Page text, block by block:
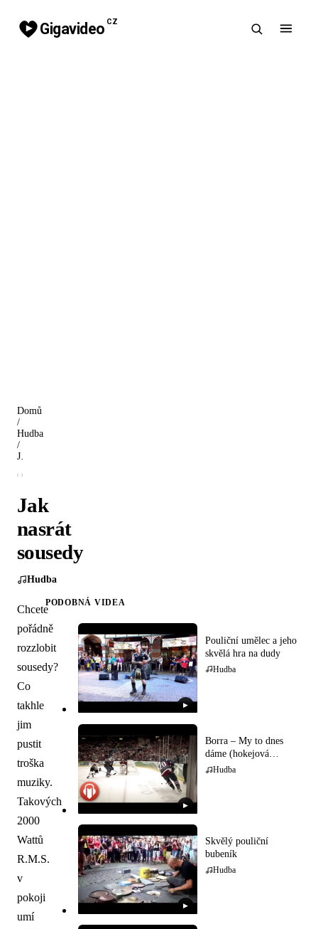
Gigavideo CZ
Domů
/
Hudba
/
Jak
nasrát
sousedy
Hudba
Chcete
pořádně
rozzlobit
sousedy?
Co
takhle
jim
pustit
troška
muziky.
Takových
2000
Wattů
R.M.S.
v
pokoji
umí
PODOBNÁ VIDEA
▶
Pouliční umělec a jeho
skvělá hra na dudy
Hudba
▶
Borra – My to dnes
dáme (hokejová
hymna)
Hudba
▶
Skvělý pouliční
bubeník
Hudba